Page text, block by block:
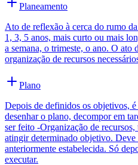
Planeamento
Ato de reflexão à cerca do rumo
1, 3, 5 anos, mais curto ou mais
a semana, o trimeste, o ano. O ato
organização de recursos
Plano
Depois de definidos os objetivos,
desenhar o plano, decompor em
ser feito -Organização de
atingir determinado objetivo. Deve
anteriormente estabelecida. Só
executar.